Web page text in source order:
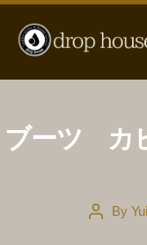
直
し
ブーツ カ
PostBy